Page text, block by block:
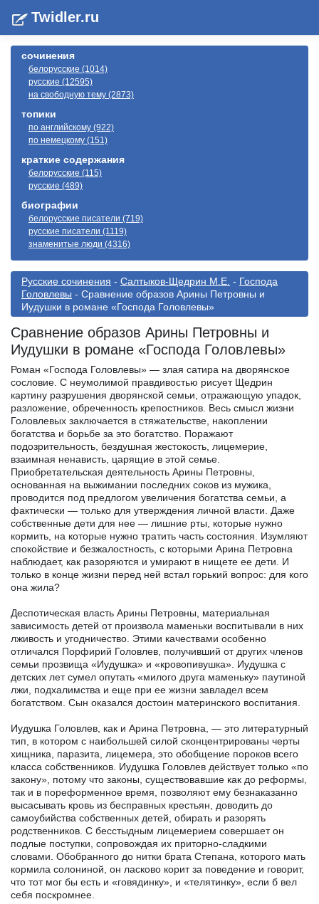
Twidler.ru
сочинения
белорусские (1014)
русские (12595)
на свободную тему (2873)
топики
по английскому (922)
по немецкому (151)
краткие содержания
белорусские (115)
русские (489)
биографии
белорусские писатели (719)
русские писатели (1119)
знаменитые люди (4316)
Русские сочинения - Салтыков-Щедрин М.Е. - Господа
Головлевы - Сравнение образов Арины Петровны и
Иудушки в романе «Господа Головлевы»
Сравнение образов Арины Петровны и
Иудушки в романе «Господа Головлевы»
Роман «Господа Головлевы» — злая сатира на дворянское
сословие. С неумолимой правдивостью рисует Щедрин
картину разрушения дворянской семьи, отражающую упадок,
разложение, обреченность крепостников. Весь смысл жизни
Головлевых заключается в стяжательстве, накоплении
богатства и борьбе за это богатство. Поражают
подозрительность, бездушная жестокость, лицемерие,
взаимная ненависть, царящие в этой семье.
Приобретательская деятельность Арины Петровны,
основанная на выжимании последних соков из мужика,
проводится под предлогом увеличения богатства семьи, а
фактически — только для утверждения личной власти. Даже
собственные дети для нее — лишние рты, которые нужно
кормить, на которые нужно тратить часть состояния. Изумляют
спокойствие и безжалостность, с которыми Арина Петровна
наблюдает, как разоряются и умирают в нищете ее дети. И
только в конце жизни перед ней встал горький вопрос: для кого
она жила?
Деспотическая власть Арины Петровны, материальная
зависимость детей от произвола маменьки воспитывали в них
лживость и угодничество. Этими качествами особенно
отличался Порфирий Головлев, получивший от других членов
семьи прозвища «Иудушка» и «кровопивушка». Иудушка с
детских лет сумел опутать «милого друга маменьку» паутиной
лжи, подхалимства и еще при ее жизни завладел всем
богатством. Сын оказался достоин материнского воспитания.
Иудушка Головлев, как и Арина Петровна, — это литературный
тип, в котором с наибольшей силой сконцентрированы черты
хищника, паразита, лицемера, это обобщение пороков всего
класса собственников. Иудушка Головлев действует только «по
закону», потому что законы, существовавшие как до реформы,
так и в пореформенное время, позволяют ему безнаказанно
высасывать кровь из бесправных крестьян, доводить до
самоубийства собственных детей, обирать и разорять
родственников. С бесстыдным лицемерием совершает он
подлые поступки, сопровождая их приторно-сладкими
словами. Обобранного до нитки брата Степана, которого мать
кормила солониной, он ласково корит за поведение и говорит,
что тот мог бы есть и «говядинку», и «телятинку», если б вел
себя поскромнее.